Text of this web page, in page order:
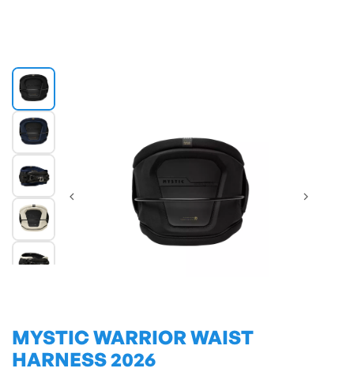
MYSTIC WARRIOR WAIST
HARNESS 2026